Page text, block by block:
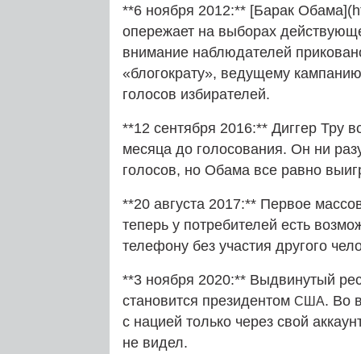
**6 ноября 2012:** [Барак
опережает на выборах
внимание наблюдателей
«блогократу», ведущему
голосов избирателей.
**12 сентября 2016:** Диггер Тру
месяца до голосования. Он ни
голосов, но Обама все равно
**20 августа 2017:** Первое
теперь у потребителей есть
телефону без участия другого
**3 ноября 2020:** Выдвинутый
становится президентом США. Во
с нацией только через свой
не видел.